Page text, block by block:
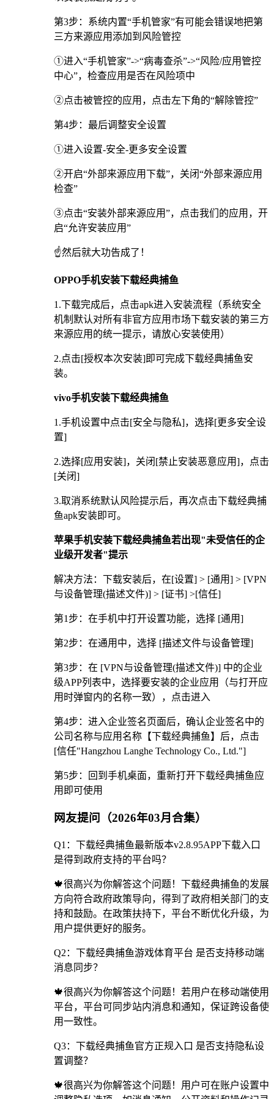
第3步：系统内置“手机管家”有可能会错误地把第
三方来源应用添加到风险管控
①进入“手机管家”->“病毒查杀”->“风险/应用管控
中心”，检查应用是否在风险项中
②点击被管控的应用，点击左下角的“解除管控”
第4步：最后调整安全设置
①进入设置-安全-更多安全设置
②开启“外部来源应用下载”，关闭“外部来源应用
检查”
③点击“安装外部来源应用”，点击我们的应用，开
启“允许安装应用”
☝️然后就大功告成了！
OPPO手机安装下载经典捕鱼
1.下载完成后，点击apk进入安装流程（系统安全
机制默认对所有非官方应用市场下载安装的第三方
来源应用的统一提示，请放心安装使用）
2.点击[授权本次安装]即可完成下载经典捕鱼安
装。
vivo手机安装下载经典捕鱼
1.手机设置中点击[安全与隐私]，选择[更多安全设
置]
2.选择[应用安装]，关闭[禁止安装恶意应用]，点击
[关闭]
3.取消系统默认风险提示后，再次点击下载经典捕
鱼apk安装即可。
苹果手机安装下载经典捕鱼若出现"未受信任的企
业级开发者"提示
解决方法：下载安装后，在[设置] > [通用] > [VPN
与设备管理(描述文件)] > [证书] >[信任]
第1步：在手机中打开设置功能，选择 [通用]
第2步：在通用中，选择 [描述文件与设备管理]
第3步：在 [VPN与设备管理(描述文件)] 中的企业
级APP列表中，选择要安装的企业应用（与打开应
用时弹窗内的名称一致），点击进入
第4步：进入企业签名页面后，确认企业签名中的
公司名称与应用名称【下载经典捕鱼】后，点击
[信任"Hangzhou Langhe Technology Co., Ltd."]
第5步：回到手机桌面，重新打开下载经典捕鱼应
用即可使用
网友提问（2026年03月合集）
Q1：下载经典捕鱼最新版本v2.8.95APP下载入口
是得到政府支持的平台吗？
🍁很高兴为你解答这个问题！下载经典捕鱼的发展
方向符合政府政策导向，得到了政府相关部门的支
持和鼓励。在政策扶持下，平台不断优化升级，为
用户提供更好的服务。
Q2：下载经典捕鱼游戏体育平台 是否支持移动端
消息同步？
🍁很高兴为你解答这个问题！若用户在移动端使用
平台，平台可同步站内消息和通知，保证跨设备使
用一致性。
Q3：下载经典捕鱼官方正规入口 是否支持隐私设
置调整？
🍁很高兴为你解答这个问题！用户可在账户设置中